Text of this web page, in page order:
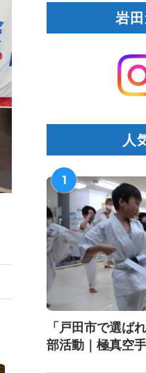
岩
人
1
「戸田市で選ば
部活動｜極真空